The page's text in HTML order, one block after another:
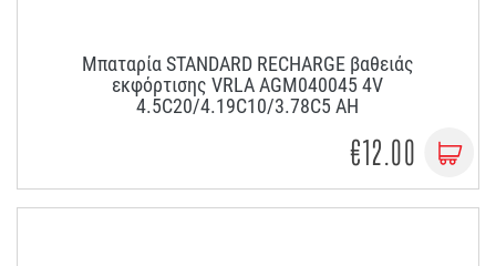
Μπαταρία STANDARD RECHARGE βαθειάς
εκφόρτισης VRLA AGM040045 4V
4.5C20/4.19C10/3.78C5 AH
€12.00